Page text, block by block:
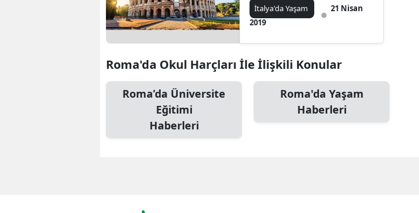
İtalya'da Yaşam
21 Nisan
2019
Roma'da Okul Harçları İle İlişkili Konular
Roma’da Üniversite
Eğitimi
Haberleri
Roma'da Yaşam
Haberleri